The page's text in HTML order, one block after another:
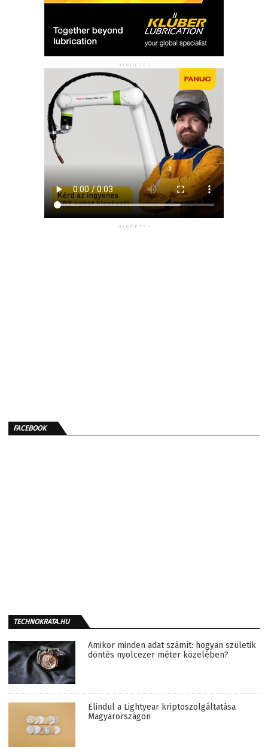
HIRDETÉS
HIRDETÉS
FACEBOOK
TECHNOKRATA.HU
Amikor minden adat számít: hogyan születik
döntés nyolcezer méter közelében?
Elindul a Lightyear kriptoszolgáltatása
Magyarországon